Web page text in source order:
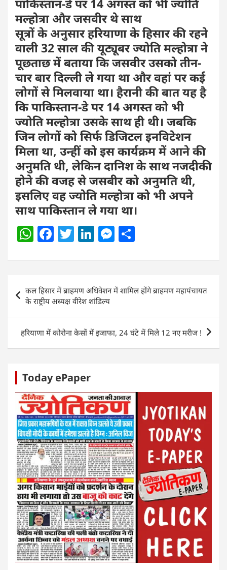
पाकिस्तान-डे पर 14 अगस्त को भी ज्योति
मल्होत्रा और जसवीर थे साथ
सूत्रों के अनुसार हरियाणा के हिसार की रहने
वाली 32 साल की यूट्यूबर ज्योति मल्होत्रा ने
पूछताछ में बताया कि जसवीर उसको तीन-
चार बार दिल्ली ले गया था और वहां पर कई
लोगों से मिलवाया था। हैरानी की बात यह है
कि पाकिस्तान-डे पर 14 अगस्त को भी
ज्योति मल्होत्रा उसके साथ ही थी। जबकि
जिन लोगों को सिर्फ डिजिटल इनविटेशन
मिला था, उन्हीं को इस कार्यक्रम में आने की
अनुमति थी, लेकिन दानिश के साथ नजदीकी
होने की वजह से जसबीर को अनुमति थी,
इसलिए वह ज्योति मल्होत्रा को भी अपने
साथ पाकिस्तान ले गया था।
W
at
s
A
p
p
F
c
e
b
o
o
k
T
itt
er
Li
k
e
dI
n
M
ss
e
n
g
er
ar
e
navigation
कल हिसार में ब्राहमण अधिवेशन में शामिल होंगे ब्राहमण महापंचायत
के राष्ट्रीय अध्यक्ष वीरेश शांडिल्य
हरियाणा में कोरोना केसों में इजाफा, 24 घंटे में मिले 12 नए मरीज !
Today ePaper